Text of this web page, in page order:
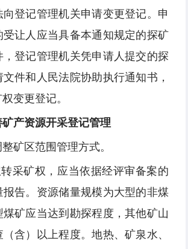
登记管理机关申请变更登记。申
让人应当具备本通知规定的探矿
登记管理机关凭申请人提交的探
件和人民法院协助执行通知书，
变更登记。
产资源开采登记管理
整矿区范围管理方式。
采矿权，应当依据经评审备案的
告。资源储量规模为大型的非煤
矿应当达到勘探程度，其他矿山
含）以上程度。地热、矿泉水、